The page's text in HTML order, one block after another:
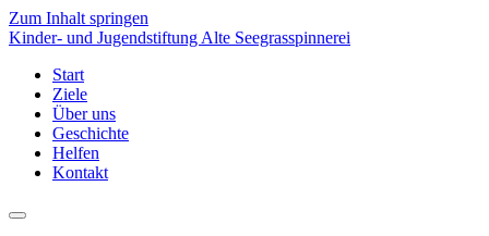
Zum Inhalt springen
Kinder- und Jugendstiftung Alte Seegrasspinnerei
Start
Ziele
Über uns
Geschichte
Helfen
Kontakt